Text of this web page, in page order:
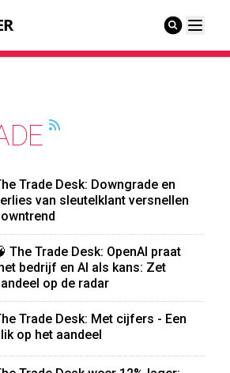
Trade Desk: Downgrade en
van sleutelklant versnellen
The Trade Desk: OpenAI praat
bedrijf en AI als kans: Zet
op de radar
Trade Desk: Met cijfers - Een
op het aandeel